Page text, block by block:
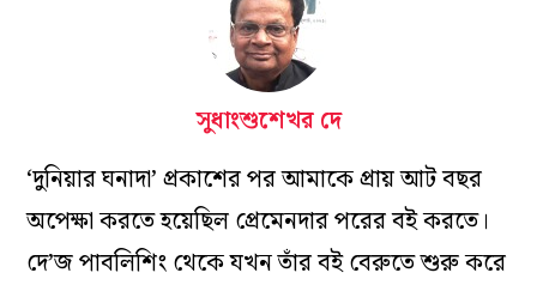
সুধাংশুশেখর দে
‘দুনিয়ার ঘনাদা’ প্রকাশের পর আমাকে প্রায় আট বছর
অপেক্ষা করতে হয়েছিল প্রেমেনদার পরের বই করতে।
দে’জ পাবলিশিং থেকে যখন তাঁর বই বেরুতে শুরু করে